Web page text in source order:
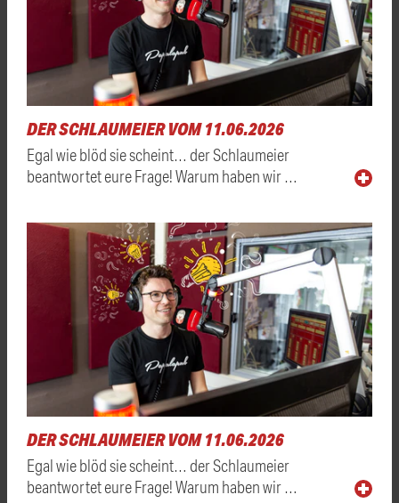
DER SCHLAUMEIER VOM 11.06.2026
Egal wie blöd sie scheint… der Schlaumeier
beantwortet eure Frage! Warum haben wir …
DER SCHLAUMEIER VOM 11.06.2026
Egal wie blöd sie scheint… der Schlaumeier
beantwortet eure Frage! Warum haben wir …